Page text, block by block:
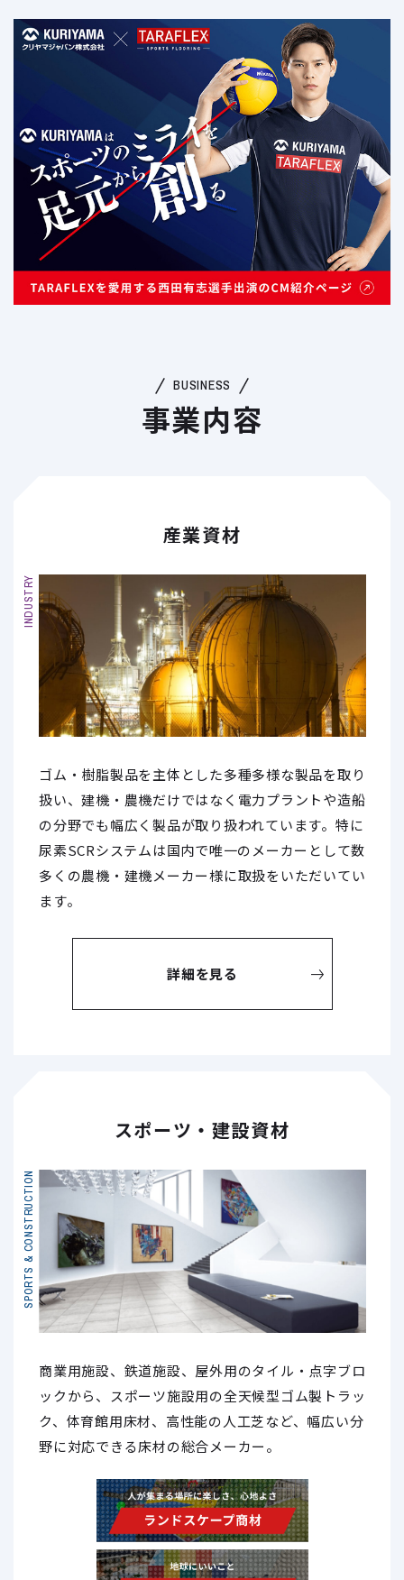
BUSINESS
事業内容
産業資材
INDUSTRY
ゴム・樹脂製品を主体とした多種多様な製品を取り
扱い、建機・農機だけではなく電力プラントや造船
の分野でも幅広く製品が取り扱われています。特に
尿素SCRシステムは国内で唯一のメーカーとして数
多くの農機・建機メーカー様に取扱をいただいてい
ます。
詳細を見る
スポーツ・建設資材
SPORTS & CONSTRUCTION
商業用施設、鉄道施設、屋外用のタイル・点字ブロ
ックから、スポーツ施設用の全天候型ゴム製トラッ
ク、体育館用床材、高性能の人工芝など、幅広い分
野に対応できる床材の総合メーカー。